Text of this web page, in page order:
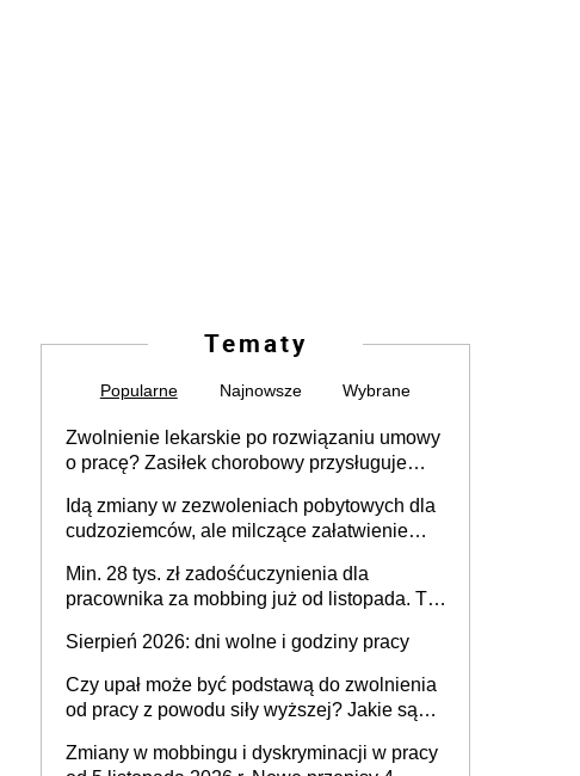
Tematy
Popularne Najnowsze Wybrane
Zwolnienie lekarskie po rozwiązaniu umowy
o pracę? Zasiłek chorobowy przysługuje
dni od ustania stosunku pracy
Idą zmiany w zezwoleniach pobytowych dla
cudzoziemców, ale milczące załatwienie
Min. 28 tys. zł zadośćuczynienia dla
pracownika za mobbing już od listopada. To
zespołu
Sierpień 2026: dni wolne i godziny pracy
Czy upał może być podstawą do zwolnienia
od pracy z powodu siły wyższej? Jakie są
Zmiany w mobbingu i dyskryminacji w pracy